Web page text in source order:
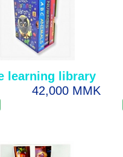
learning library
42,000 MMK